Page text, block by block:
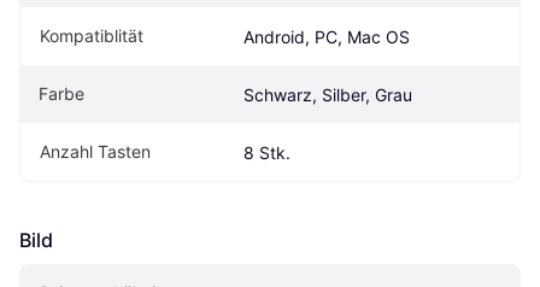
Kompatiblität Android, PC, Mac OS
Farbe Schwarz, Silber, Grau
Anzahl Tasten 8 Stk.
Bild